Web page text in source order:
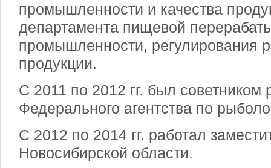
промышленности и качества
департамента пищевой
промышленности, регулирования
продукции.
С 2011 по 2012 гг. был советником
Федерального агентства по
С 2012 по 2014 гг. работал
Новосибирской области.